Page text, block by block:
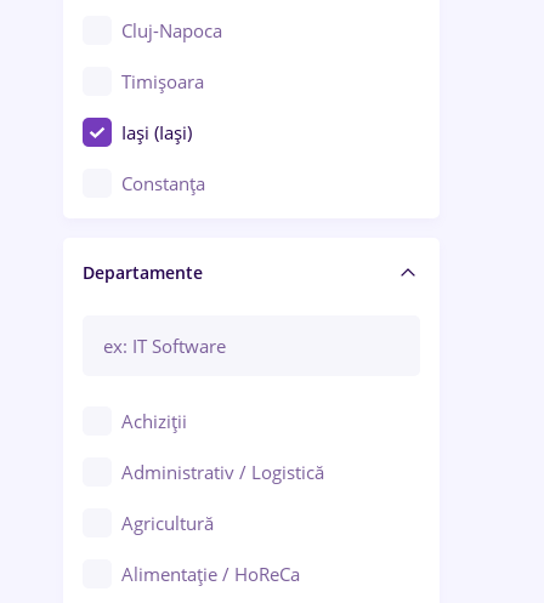
Cluj-Napoca
Timișoara
Iași (Iași)
Constanța
Brașov
Bacău
Galați (Galați)
Ploiești
Departamente
Achiziții
Administrativ / Logistică
Agricultură
Alimentație / HoReCa